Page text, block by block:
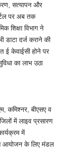
सत्यापन और
पर अब तक
शिक्षा विभाग ने
डाटा दर्ज कराने की
ई केवाईसी होने पर
का लाभ उठा
कमिश्नर, बीएसए व
में लाइव प्रसारण
में
आयोजन के लिए मंडल